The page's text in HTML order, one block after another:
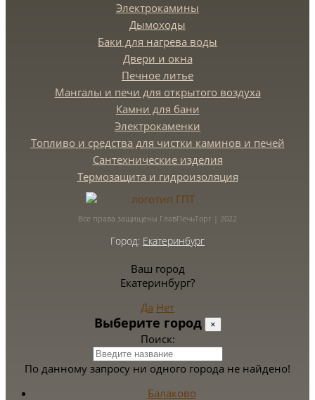
Электрокамины
Дымоходы
Баки для нагрева воды
Двери и окна
Печное литье
Мангалы и печи для открытого воздуха
Камни для бани
Электрокаменки
Топливо и средства для чистки каминов и печей
Сантехнические изделия
Термозащита и гидроизоляция
Все права защищены ГлавПечьТорг | 2022
Город: Екатеринбург
Ваш город
Екатеринбург?
Да Нет
Выберите город ×
Поиск:
По данному запросу ни одного города не найдено!
Балаково